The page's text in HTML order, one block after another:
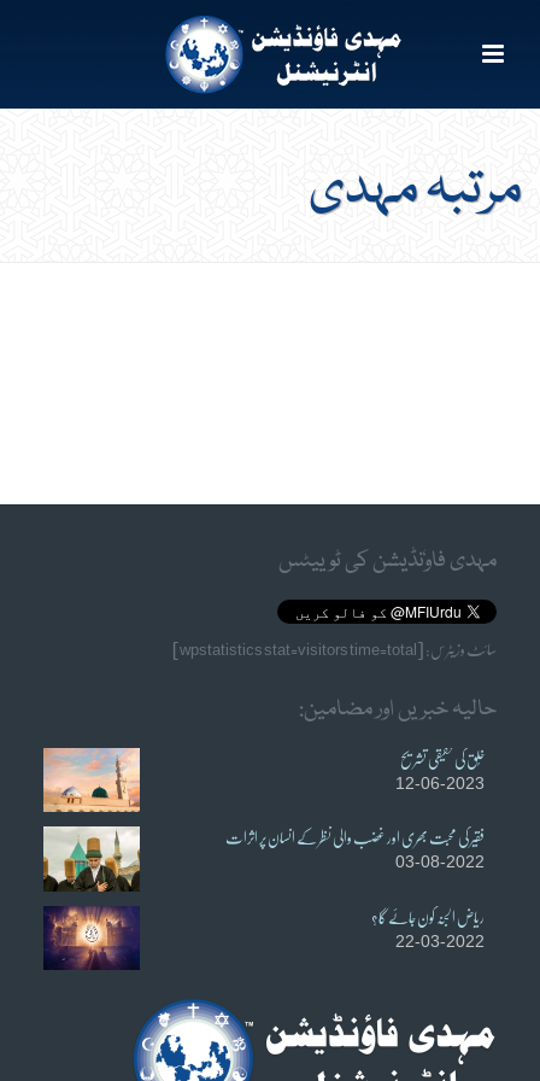
مرتبہ مہدی
مہدی فاوٗنڈیشن کی ٹوییٹس
سائٹ وزیٹرس: [wpstatistics stat=visitors time=total]
حالیہ خبریں اور مضامین:
خُلق کی حقیقی تشریح
12-06-2023
فقیر کی محبت بھری اور غضب والی نظر کے انسان پر اثرات
03-08-2022
ریاض الجنہ کون جائے گا؟
22-03-2022